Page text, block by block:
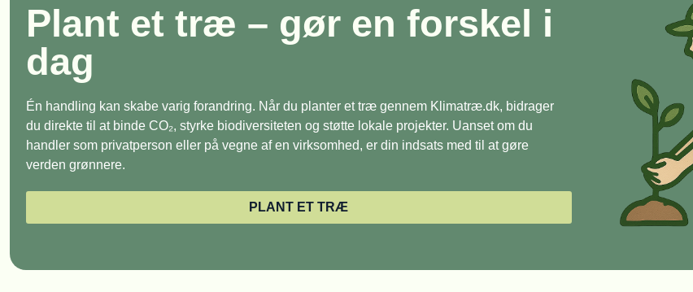
Plant et træ – gør en forskel i
dag
Én handling kan skabe varig forandring. Når du planter et træ gennem Klimatræ.dk, bidrager
du direkte til at binde CO₂, styrke biodiversiteten og støtte lokale projekter. Uanset om du
handler som privatperson eller på vegne af en virksomhed, er din indsats med til at gøre
verden grønnere.
PLANT ET TRÆ